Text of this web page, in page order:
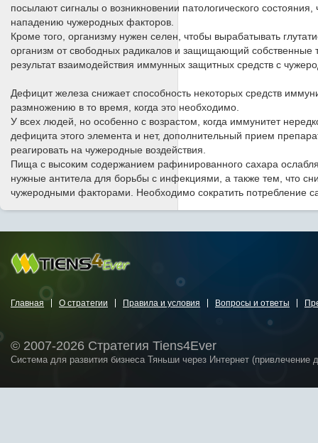
посылают сигналы о возникновении патологического
нападению чужеродных факторов.
Кроме того, организму нужен селен, чтобы вырабатывать
организм от свободных радикалов и защищающий собственные
результат взаимодействия иммунных защитных средств с
Дефицит железа снижает способность некоторых средств
размножению в то время, когда это необходимо.
У всех людей, но особенно с возрастом, когда иммунитет
дефицита этого элемента и нет, дополнительный прием
реагировать на чужеродные воздействия.
Пища с высоким содержанием рафинированного сахара
нужные антитела для борьбы с инфекциями, а также тем, что
чужеродными факторами. Необходимо сократить потребление
Главная О стратегии Правила и условия Вопросы и ответы
© 2007-2026 Стратегия Tiens4Ever
Система для развития бизнеса Тяньши через Интернет (привлечение